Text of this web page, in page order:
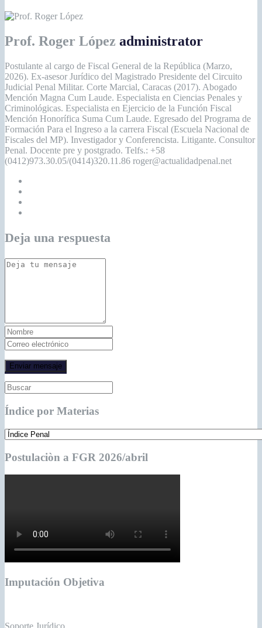
Prof. Roger López administrator
Postulante al cargo de Fiscal General de la República (Marzo,
2026). Ex-asesor Jurídico del Magistrado Presidente del Circuito
Judicial Penal Militar. Corte Marcial, Caracas (2017). Abogado
Mención Magna Cum Laude. Especialista en Ciencias Penales y
Criminológicas. Especialista en Ejercicio de la Función Fiscal
Mención Honorífica Suma Cum Laude. Egresado del Programa de
Formación Para el Ingreso a la carrera Fiscal (Escuela Nacional de
Fiscales del MP). Investigador y Conferencista. Litigante. Consultor
Penal. Docente pre y postgrado. Telfs.: +58
(0412)973.30.05/(0414)320.11.86 roger@actualidadpenal.net
Deja una respuesta
Índice por Materias
Postulaciòn a FGR 2026/abril
Imputación Objetiva
Soporte Jurídico